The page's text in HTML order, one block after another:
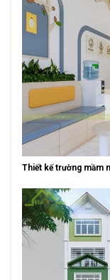
Thiết kế trường mầm